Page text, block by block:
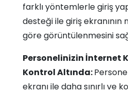
farklı yöntemlerle giriş
desteği ile giriş ekranının
göre görüntülenmesini
Personelinizin İnternet
Kontrol Altında:
ekranı ile daha sınırlı ve